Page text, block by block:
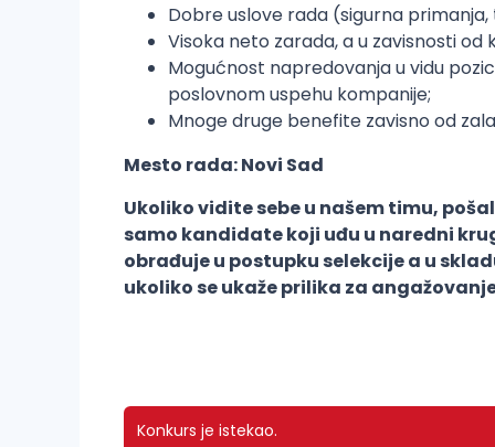
Dobre uslove rada (sigurna
Visoka neto zarada, a u zavisnosti od
Mogućnost napredovanja u vidu
poslovnom uspehu kompanije;
Mnoge druge benefite zavisno od
Mesto rada: Novi Sad
Ukoliko vidite sebe u našem timu,
samo kandidate koji uđu u naredni
obrađuje u postupku selekcije a u
ukoliko se ukaže prilika za
Konkurs je istekao.